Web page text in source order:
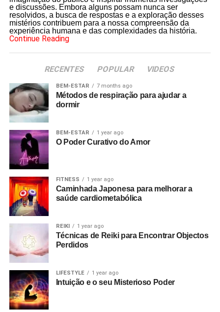
e discussões. Embora alguns possam nunca ser
resolvidos, a busca de respostas e a exploração desses
mistérios contribuem para a nossa compreensão da
experiência humana e das complexidades da história.
Continue Reading
RECENTES POPULAR VIDEOS
BEM-ESTAR 7 months ago
Métodos de respiração para ajudar a
dormir
BEM-ESTAR 1 year ago
O Poder Curativo do Amor
FITNESS 1 year ago
Caminhada Japonesa para melhorar a
saúde cardiometabólica
REIKI 1 year ago
Técnicas de Reiki para Encontrar Objectos
Perdidos
LIFESTYLE 1 year ago
Intuição e o seu Misterioso Poder